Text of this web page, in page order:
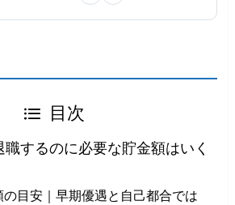
目次
するのに必要な貯金額はいく
の目安｜早期優遇と自己都合では